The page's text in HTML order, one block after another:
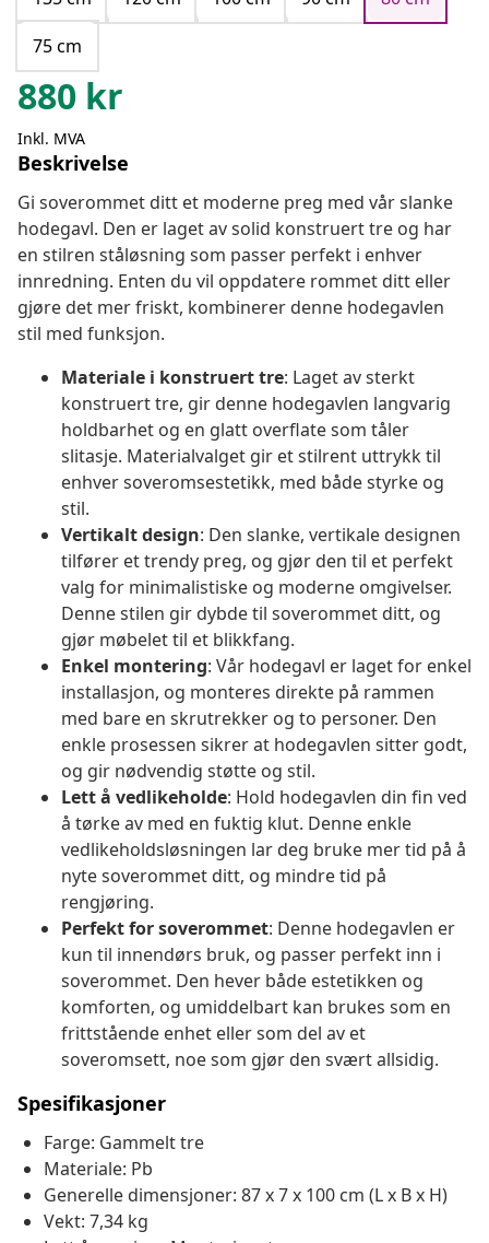
75 cm
880 kr
Inkl. MVA
Beskrivelse
Gi soverommet ditt et moderne preg med vår slanke
hodegavl. Den er laget av solid konstruert tre og har
en stilren ståløsning som passer perfekt i enhver
innredning. Enten du vil oppdatere rommet ditt eller
gjøre det mer friskt, kombinerer denne hodegavlen
stil med funksjon.
Materiale i konstruert tre: Laget av sterkt
konstruert tre, gir denne hodegavlen langvarig
holdbarhet og en glatt overflate som tåler
slitasje. Materialvalget gir et stilrent uttrykk til
enhver soveromsestetikk, med både styrke og
stil.
Vertikalt design: Den slanke, vertikale designen
tilfører et trendy preg, og gjør den til et perfekt
valg for minimalistiske og moderne omgivelser.
Denne stilen gir dybde til soverommet ditt, og
gjør møbelet til et blikkfang.
Enkel montering: Vår hodegavl er laget for enkel
installasjon, og monteres direkte på rammen
med bare en skrutrekker og to personer. Den
enkle prosessen sikrer at hodegavlen sitter godt,
og gir nødvendig støtte og stil.
Lett å vedlikeholde: Hold hodegavlen din fin ved
å tørke av med en fuktig klut. Denne enkle
vedlikeholdsløsningen lar deg bruke mer tid på å
nyte soverommet ditt, og mindre tid på
rengjøring.
Perfekt for soverommet: Denne hodegavlen er
kun til innendørs bruk, og passer perfekt inn i
soverommet. Den hever både estetikken og
komforten, og umiddelbart kan brukes som en
frittstående enhet eller som del av et
soveromsett, noe som gjør den svært allsidig.
Spesifikasjoner
Farge: Gammelt tre
Materiale: Pb
Generelle dimensjoner: 87 x 7 x 100 cm (L x B x H)
Vekt: 7,34 kg